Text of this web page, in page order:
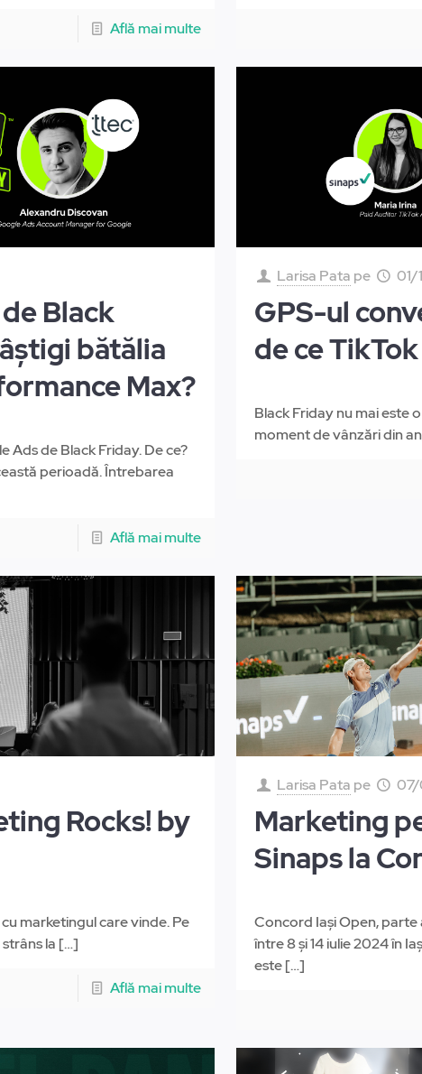
Află mai multe
Black
bătălia
Max?
Ads de Black Friday. De ce?
perioadă. Întrebarea
Află mai multe
Larisa Pata pe 01/
GPS-ul
de ce
Black Friday nu mai este
moment de vânzări din
Rocks! by
marketingul care vinde. Pe
la […]
Află mai multe
Larisa Pata pe
Marketing
Sinaps la
Concord Iași Open, parte
între 8 și 14 iulie 2024 în
este[…]